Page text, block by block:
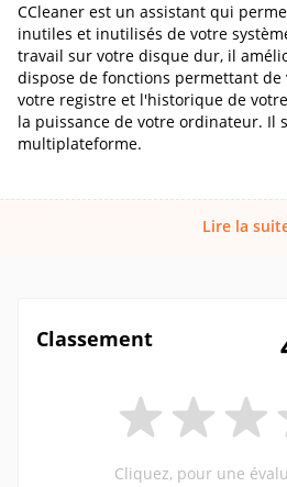
CCleaner est un assistant qui
inutiles et inutilisés de votre
travail sur votre disque dur, il
dispose de fonctions permettant
votre registre et l'historique de
la puissance de votre ordinateur. Il
multiplateforme.
Lire la
Classement
Cliquez, pour une